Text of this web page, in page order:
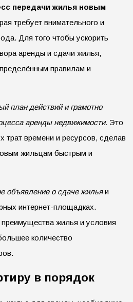
передачи жилья новым
требует внимательного и
Для того чтобы ускорить
аренды и сдачи жилья,
правилам и
план действий и грамотно
аренды недвижимости. Это
трат времени и ресурсов, сделав
жильцам быстрым и
объявление о сдаче жильяи
интернет-площадках.
жилья и условия
количество
в порядок